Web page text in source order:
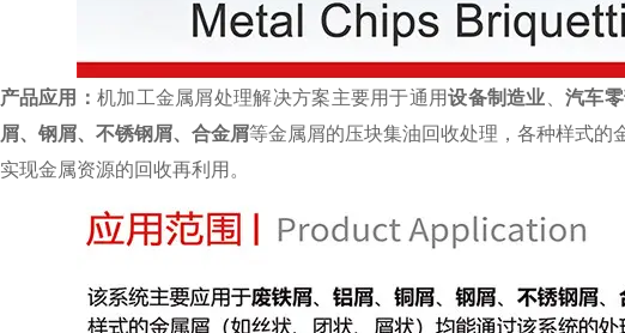
产品应用： 机加工金属屑处理解决方案主要用于通用设备制造业 、汽车
屑、钢屑、不锈钢屑、合金屑等金属屑的压块集油回收处理，各种样式的
实现金属资源的回收再利用。